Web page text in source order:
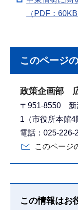
（PDF：60KB
このページ
政策企画部
〒951-8550 新
1（市役所本館4
電話：025-
このページ
この情報はお